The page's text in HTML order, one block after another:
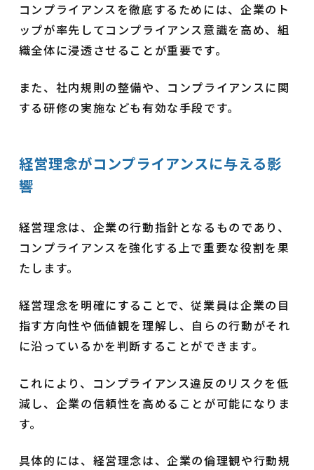
コンプライアンスを徹底するためには、企業のト
ップが率先してコンプライアンス意識を高め、組
織全体に浸透させることが重要です。
また、社内規則の整備や、コンプライアンスに関
する研修の実施なども有効な手段です。
経営理念がコンプライアンスに与える影
響
経営理念は、企業の行動指針となるものであり、
コンプライアンスを強化する上で重要な役割を果
たします。
経営理念を明確にすることで、従業員は企業の目
指す方向性や価値観を理解し、自らの行動がそれ
に沿っているかを判断することができます。
これにより、コンプライアンス違反のリスクを低
減し、企業の信頼性を高めることが可能になりま
す。
具体的には、経営理念は、企業の倫理観や行動規